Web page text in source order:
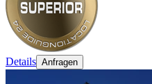
Details Anfragen